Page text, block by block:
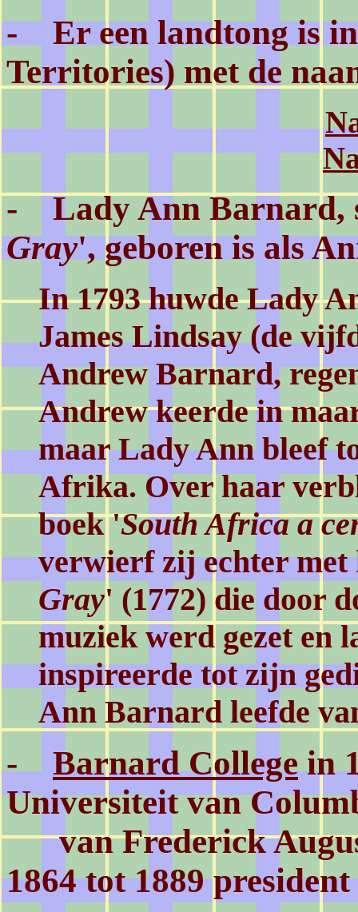
- Er een landtong is
Territories) met de
- Lady Ann Barnard,
Gray', geboren is als
In 1793 huwde Lady
James Lindsay (de
Andrew Barnard,
Andrew keerde in
maar Lady Ann bleef
Afrika. Over haar
boek 'South Africa a
verwierf zij echter met
Gray' (1772) die door
muziek werd gezet en
inspireerde tot zijn
Ann Barnard leefde
- Barnard Collegein
Universiteit van
van Frederick
1864 tot 1889